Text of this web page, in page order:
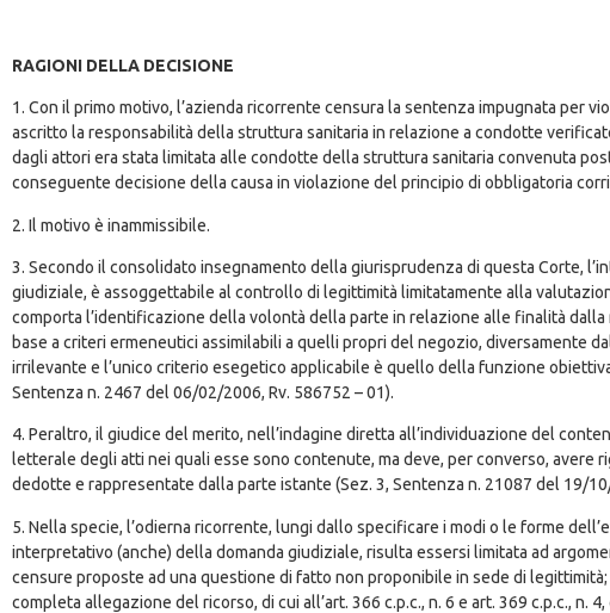
RAGIONI DELLA DECISIONE
1. Con il primo motivo, l’azienda ricorrente censura la sentenza impugnata per
ascritto la responsabilità della struttura sanitaria in relazione a condotte
dagli attori era stata limitata alle condotte della struttura sanitaria convenuta
conseguente decisione della causa in violazione del principio di obbligatoria
2. Il motivo è inammissibile.
3. Secondo il consolidato insegnamento della giurisprudenza di questa Corte,
giudiziale, è assoggettabile al controllo di legittimità limitatamente alla
comporta l’identificazione della volontà della parte in relazione alle finalità
base a criteri ermeneutici assimilabili a quelli propri del negozio, diversamente
irrilevante e l’unico criterio esegetico applicabile è quello della funzione
Sentenza n. 2467 del 06/02/2006, Rv. 586752 – 01).
4. Peraltro, il giudice del merito, nell’indagine diretta all’individuazione del
letterale degli atti nei quali esse sono contenute, ma deve, per converso,
dedotte e rappresentate dalla parte istante (Sez. 3, Sentenza n. 21087 del 19/
5. Nella specie, l’odierna ricorrente, lungi dallo specificare i modi o le forme
interpretativo (anche) della domanda giudiziale, risulta essersi limitata ad
censure proposte ad una questione di fatto non proponibile in sede di
completa allegazione del ricorso, di cui all’art. 366 c.p.c., n. 6 e art. 369 c.p.c.,